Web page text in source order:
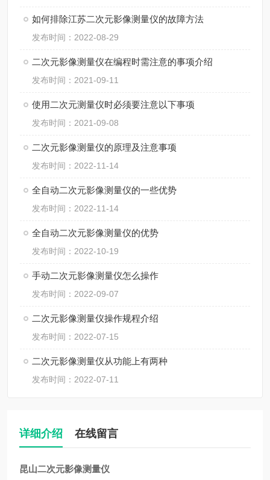
如何排除江苏二次元影像测量仪的故障方法
发布时间：2022-08-29
二次元影像测量仪在编程时需注意的事项介绍
发布时间：2021-09-11
使用二次元测量仪时必须要注意以下事项
发布时间：2021-09-08
二次元影像测量仪的原理及注意事项
发布时间：2022-11-14
全自动二次元影像测量仪的一些优势
发布时间：2022-11-14
全自动二次元影像测量仪的优势
发布时间：2022-10-19
手动二次元影像测量仪怎么操作
发布时间：2022-09-07
二次元影像测量仪操作规程介绍
发布时间：2022-07-15
二次元影像测量仪从功能上有两种
发布时间：2022-07-11
详细介绍 在线留言
昆山二次元影像测量仪